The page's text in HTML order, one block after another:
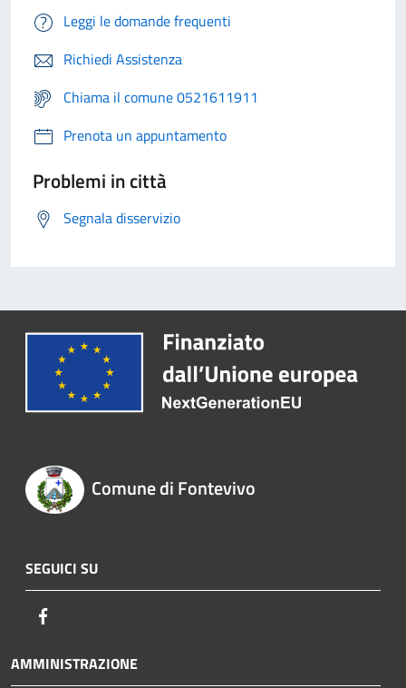
Leggi le domande frequenti
Richiedi Assistenza
Chiama il comune 0521611911
Prenota un appuntamento
Problemi in città
Segnala disservizio
Comune di Fontevivo
SEGUICI SU
AMMINISTRAZIONE